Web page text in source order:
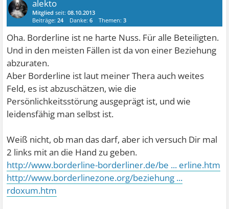
alekto
Mitglied seit:08.10.2013
Beiträge:24 Danke:6 Themen:3
Oha. Borderline ist ne harte Nuss. Für alle Beteiligten.
Und in den meisten Fällen ist da von einer Beziehung
abzuraten.
Aber Borderline ist laut meiner Thera auch weites
Feld, es ist abzuschätzen, wie die
Persönlichkeitsstörung ausgeprägt ist, und wie
leidensfähig man selbst ist.
Weiß nicht, ob man das darf, aber ich versuch Dir mal
2 links mit an die Hand zu geben.
http://www.borderline-borderliner.de/be ... erline.htm
http://www.borderlinezone.org/beziehung ...
rdoxum.htm